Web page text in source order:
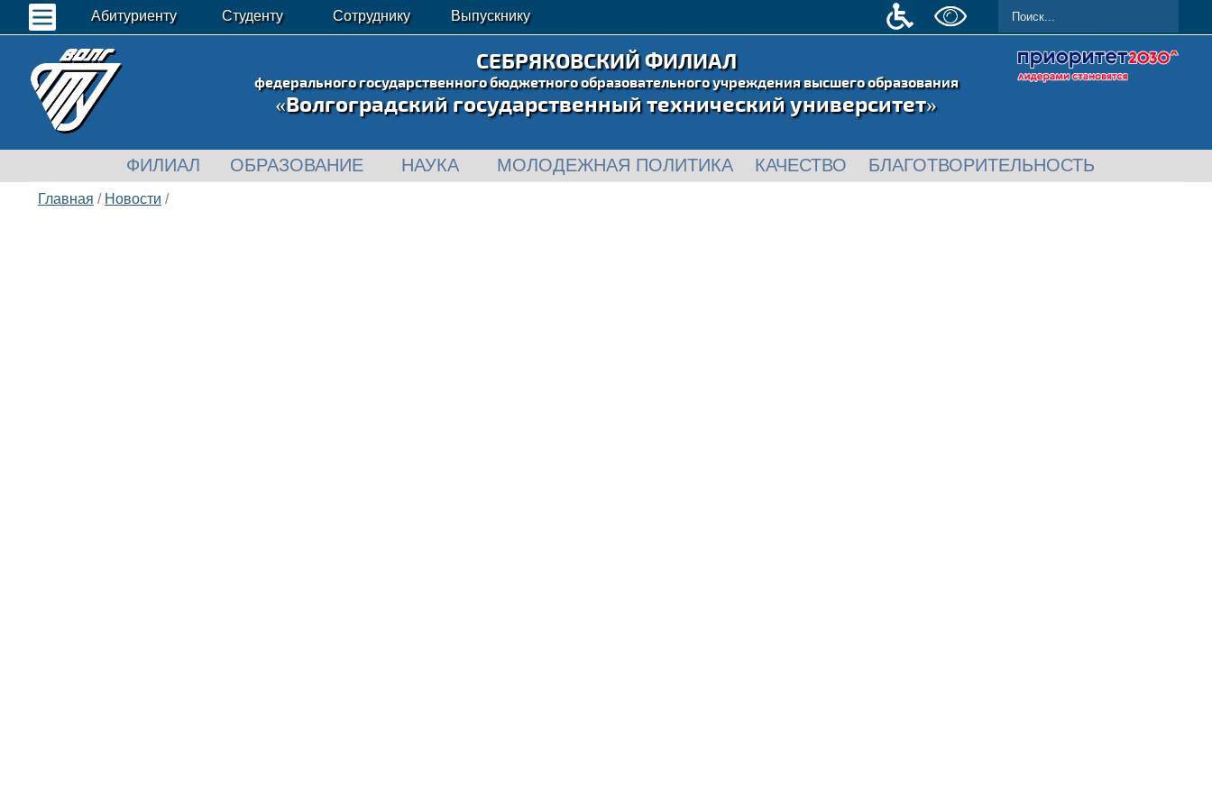
Абитуриенту Студенту Сотруднику Выпускнику
СЕБРЯКОВСКИЙ ФИЛИАЛ
федерального государственного бюджетного образовательного учреждения высшего образования
«Волгоградский государственный технический университет»
ФИЛИАЛ ОБРАЗОВАНИЕ НАУКА МОЛОДЕЖНАЯ ПОЛИТИКА КАЧЕСТВО БЛАГОТВОРИТЕЛЬНОСТЬ
Главная / Новости /